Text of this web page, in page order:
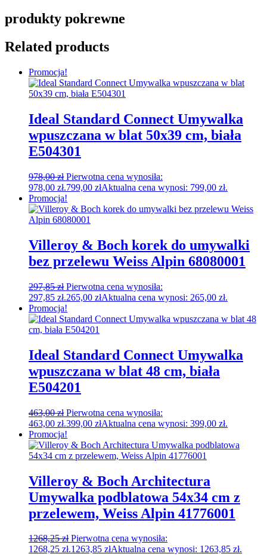
produkty pokrewne
Related products
Promocja!
Ideal Standard Connect Umywalka
wpuszczana w blat 50x39 cm, biała
E504301
978,00zł Pierwotna cena wynosiła:
978,00 zł.799,00 złAktualna cena wynosi: 799,00 zł.
Promocja!
Villeroy & Boch korek do umywalki
bez przelewu Weiss Alpin 68080001
297,85zł Pierwotna cena wynosiła:
297,85 zł.265,00 złAktualna cena wynosi: 265,00 zł.
Promocja!
Ideal Standard Connect Umywalka
wpuszczana w blat 48 cm, biała
E504201
463,00zł Pierwotna cena wynosiła:
463,00 zł.399,00 złAktualna cena wynosi: 399,00 zł.
Promocja!
Villeroy & Boch Architectura
Umywalka podblatowa 54x34 cm z
przelewem, Weiss Alpin 41776001
1268,25zł Pierwotna cena wynosiła:
1268,25 zł.1263,85 złAktualna cena wynosi: 1263,85 zł.